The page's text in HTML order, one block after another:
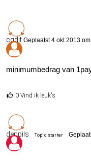
cgdjt Geplaatst 4 okt 2013
minimumbedrag van
0 Vind ik leuk's
denpils Topic starter